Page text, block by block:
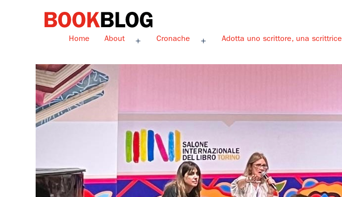
Home About
Apri
Cronache
Apri
Adotta uno scrittore, una scrittrice